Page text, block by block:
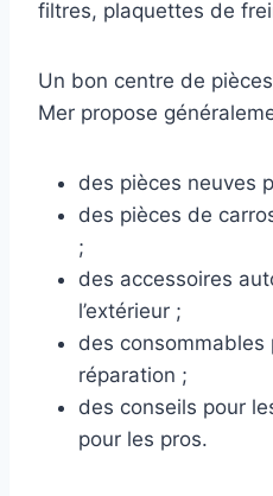
filtres, plaquettes de
Un bon centre de
Mer propose
des pièces neuves
des pièces de
;
des accessoires
l’extérieur ;
des consommables
réparation ;
des conseils pour
pour les pros.